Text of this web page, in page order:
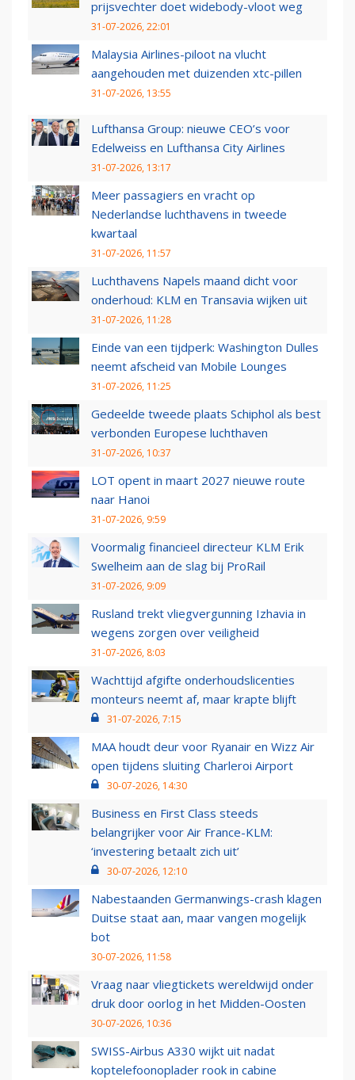
prijsvechter doet widebody-vloot weg
31-07-2026, 22:01
Malaysia Airlines-piloot na vlucht
aangehouden met duizenden xtc-pillen
31-07-2026, 13:55
Lufthansa Group: nieuwe CEO’s voor
Edelweiss en Lufthansa City Airlines
31-07-2026, 13:17
Meer passagiers en vracht op
Nederlandse luchthavens in tweede
kwartaal
31-07-2026, 11:57
Luchthavens Napels maand dicht voor
onderhoud: KLM en Transavia wijken uit
31-07-2026, 11:28
Einde van een tijdperk: Washington Dulles
neemt afscheid van Mobile Lounges
31-07-2026, 11:25
Gedeelde tweede plaats Schiphol als best
verbonden Europese luchthaven
31-07-2026, 10:37
LOT opent in maart 2027 nieuwe route
naar Hanoi
31-07-2026, 9:59
Voormalig financieel directeur KLM Erik
Swelheim aan de slag bij ProRail
31-07-2026, 9:09
Rusland trekt vliegvergunning Izhavia in
wegens zorgen over veiligheid
31-07-2026, 8:03
Wachttijd afgifte onderhoudslicenties
monteurs neemt af, maar krapte blijft
31-07-2026, 7:15
MAA houdt deur voor Ryanair en Wizz Air
open tijdens sluiting Charleroi Airport
30-07-2026, 14:30
Business en First Class steeds
belangrijker voor Air France-KLM:
‘investering betaalt zich uit’
30-07-2026, 12:10
Nabestaanden Germanwings-crash klagen
Duitse staat aan, maar vangen mogelijk
bot
30-07-2026, 11:58
Vraag naar vliegtickets wereldwijd onder
druk door oorlog in het Midden-Oosten
30-07-2026, 10:36
SWISS-Airbus A330 wijkt uit nadat
koptelefoonoplader rook in cabine